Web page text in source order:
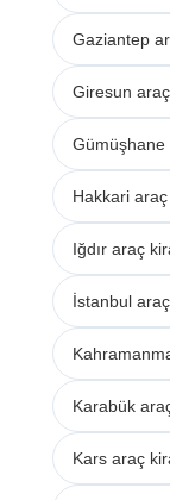
Gaziantep
Giresun
Hakkari
Iğdır araç
İstanbul
Karabük
Kars araç